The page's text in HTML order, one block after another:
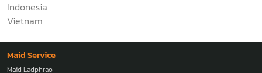
Indonesia
Vietnam
Maid Service
Maid Ladphrao